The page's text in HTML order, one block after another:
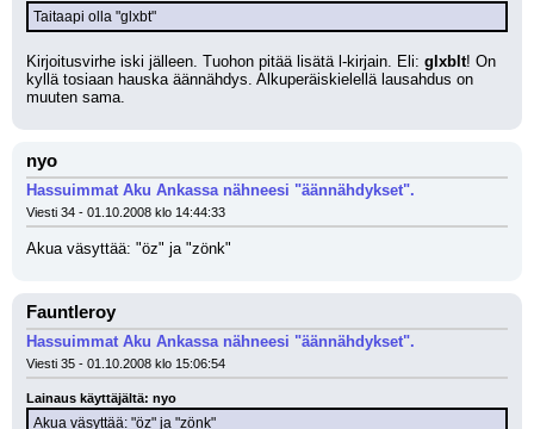
Taitaapi olla "glxbt"
Kirjoitusvirhe iski jälleen. Tuohon pitää lisätä l-kirjain. Eli: glxblt! On
kyllä tosiaan hauska äännähdys. Alkuperäiskielellä lausahdus on
muuten sama.
nyo
Hassuimmat Aku Ankassa nähneesi "äännähdykset".
Viesti 34 - 01.10.2008 klo 14:44:33
Akua väsyttää: "öz" ja "zönk"
Fauntleroy
Hassuimmat Aku Ankassa nähneesi "äännähdykset".
Viesti 35 - 01.10.2008 klo 15:06:54
Lainaus käyttäjältä: nyo
Akua väsyttää: "öz" ja "zönk"